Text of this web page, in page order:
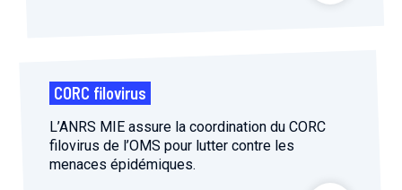
CORC filovirus
L’ANRS MIE assure la coordination du CORC
filovirus de l’OMS pour lutter contre les
menaces épidémiques.